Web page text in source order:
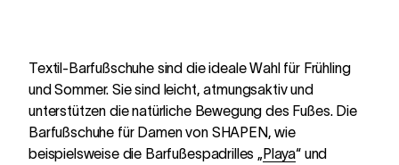
Textil-Barfußschuhe sind die ideale Wahl für Frühling
und Sommer. Sie sind leicht, atmungsaktiv und
unterstützen die natürliche Bewegung des Fußes. Die
Barfußschuhe für Damen von SHAPEN, wie
beispielsweise die Barfußespadrilles „ Playa“ und